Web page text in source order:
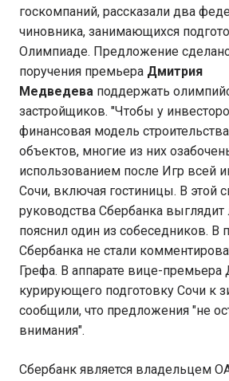
госкомпаний, рассказали два
чиновника, занимающихся
Олимпиаде. Предложение
поручения премьера Дмитрия
Медведева поддержать
застройщиков. "Чтобы у
финансовая модель
объектов, многие из них
использованием после Игр всей
Сочи, включая гостиницы. В этой
руководства Сбербанка выглядит
пояснил один из собеседников. В
Сбербанка не стали
Грефа. В аппарате вице-премьера
курирующего подготовку Сочи к
сообщили, что предложения "не
внимания".
Сбербанк является владельцем